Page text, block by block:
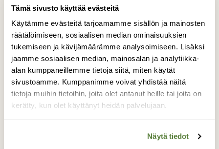
Tämä sivusto käyttää evästeitä
Käytämme evästeitä tarjoamamme sisällön ja mainosten
räätälöimiseen, sosiaalisen median ominaisuuksien
tukemiseen ja kävijämäärämme analysoimiseen. Lisäksi
jaamme sosiaalisen median, mainosalan ja analytiikka-
alan kumppaneillemme tietoja siitä, miten käytät
sivustoamme. Kumppanimme voivat yhdistää näitä
tietoja muihin tietoihin, joita olet antanut heille tai joita on
kerätty, kun olet käyttänyt heidän palvelujaan.
Näytä tiedot
Aurinkoja
Entuudesta jo tiesin, että jos näen
parvekkeelta yhden tuollaisen halon, toisen
pitää olla myös olemassa. Varaston
ikkunasta varmistin... joten kamppeet
kasaan, ja raikkaaseen pakkasilmaan
kävelylle oli pakko lähteä. Jäällä tuntui jopa
hetken lämpöiseltä auringon paistaessa, tai
sitten kuvittelin.